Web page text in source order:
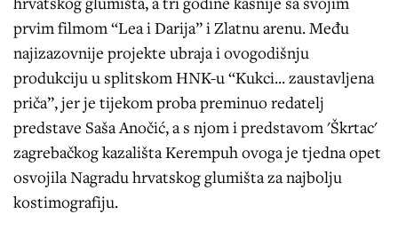
prvim filmom “Lea i Darija” i Zlatnu arenu. Među
najizazovnije projekte ubraja i ovogodišnju
produkciju u splitskom HNK-u “Kukci... zaustavljena
priča”, jer je tijekom proba preminuo redatelj
predstave Saša Anočić, a s njom i predstavom 'Škrtac'
zagrebačkog kazališta Kerempuh ovoga je tjedna opet
osvojila Nagradu hrvatskog glumišta za najbolju
kostimografiju.